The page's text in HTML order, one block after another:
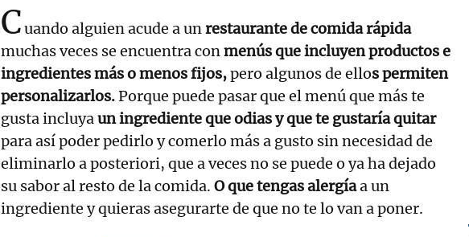
Cuando alguien acude a unrestaurante de comida rápida
muchas veces se encuentra conmenús que incluyen productos e
ingredientes más o menos fijos,pero algunos de ellos permiten
personalizarlos.Porque puede pasar que el menú que más te
gusta incluyaun ingrediente que odias y que te gustaría quitar
para así poder pedirlo y comerlo más a gusto sin necesidad de
eliminarlo a posteriori, que a veces no se puede o ya ha dejado
su sabor al resto de la comida. O que tengas alergíaa un
ingrediente y quieras asegurarte de que no te lo van a poner.